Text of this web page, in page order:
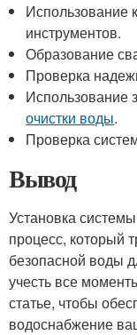
Использование
инструментов.
Образование
Проверка
Использование
очистки воды.
Проверка
Вывод
Установка
процесс, который
безопасной воды
учесть все
статье, чтобы
водоснабжение